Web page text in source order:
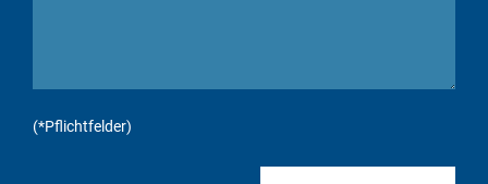
(*Pflichtfelder)